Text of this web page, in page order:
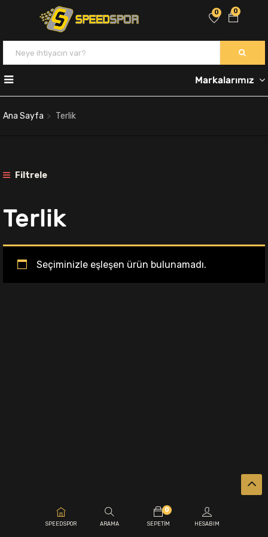
0
0
Markalarımız
Ana Sayfa Terlik
Filtrele
Terlik
Seçiminizle eşleşen ürün bulunamadı.
SPEEDSPOR ARAMA
0
SEPETIM HESABIM